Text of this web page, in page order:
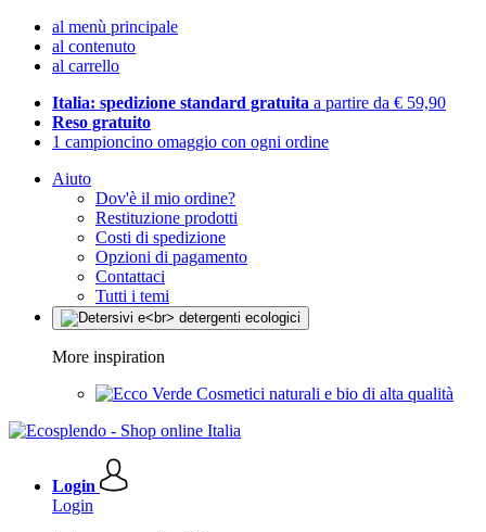
al menù principale
al contenuto
al carrello
Italia: spedizione standard gratuita a partire da € 59,90
Reso gratuito
1 campioncino omaggio con ogni ordine
Aiuto
Dov'è il mio ordine?
Restituzione prodotti
Costi di spedizione
Opzioni di pagamento
Contattaci
Tutti i temi
More inspiration
Cosmetici naturali e bio di alta qualità
Login
Login